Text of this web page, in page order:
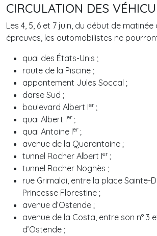
CIRCULATION DES
Les 4, 5, 6 et 7 juin, du début de matinée
épreuves, les automobilistes ne
quai des États-Unis ;
route de la Piscine ;
appontement Jules Soccal ;
darse Sud ;
boulevard Albert Ier ;
quai Albert Ier ;
quai Antoine Ier ;
avenue de la Quarantaine ;
tunnel Rocher Albert Ier ;
tunnel Rocher Noghès ;
rue Grimaldi, entre la place Sainte-
Princesse Florestine ;
avenue d’Ostende ;
avenue de la Costa, entre son n° 3
d’Ostende ;